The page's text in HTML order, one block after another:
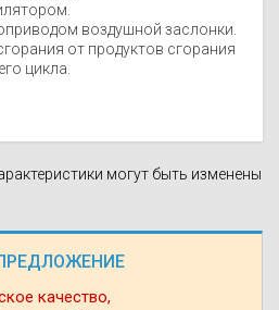
качество,
воздушной заслонки.
от продуктов сгорания
цикла.
могут быть изменены